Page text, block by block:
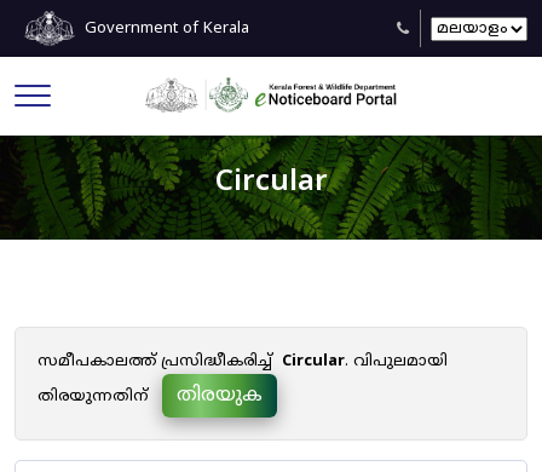
Government of Kerala
Circular
സമീപകാലത്ത് പ്രസിദ്ധീകരിച്ച് Circular. വിപുലമായി
തിരയുന്നതിന്
തിരയുക